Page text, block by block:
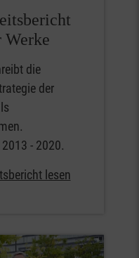
Werke
die
der
- 2020.
lesen